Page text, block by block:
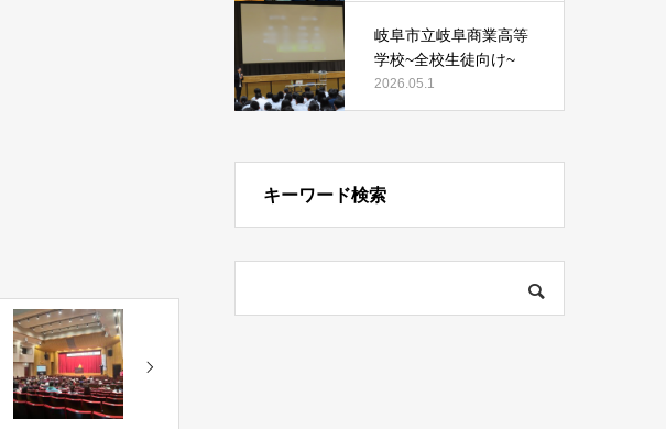
岐阜市立岐阜商業高等
学校~全校生徒向け~
2026.05.1
キーワード検索